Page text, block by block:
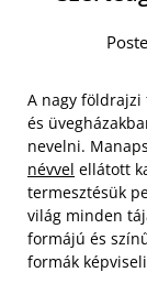
A nagy földrajzi
és
nevelni.
névvel ellátott
termesztésük
világ minden
formájú és
formák